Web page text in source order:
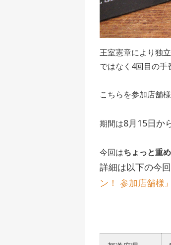
王室憲章により独
ではなく4回目の手
こちらを参加店舗
期間は8月15日か
今回はちょっと重
詳細は以下の今
ン！ 参加店舗様』